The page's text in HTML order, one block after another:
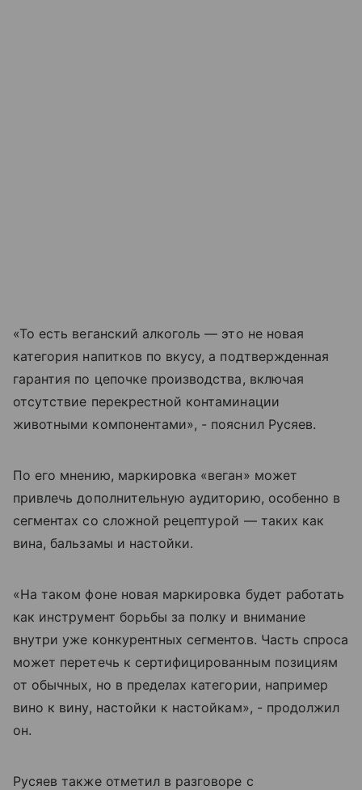
«То есть веганский алкоголь — это не новая
категория напитков по вкусу, а подтвержденная
гарантия по цепочке производства, включая
отсутствие перекрестной контаминации
животными компонентами», - пояснил Русяев.
По его мнению, маркировка «веган» может
привлечь дополнительную аудиторию, особенно в
сегментах со сложной рецептурой — таких как
вина, бальзамы и настойки.
«На таком фоне новая маркировка будет работать
как инструмент борьбы за полку и внимание
внутри уже конкурентных сегментов. Часть спроса
может перетечь к сертифицированным позициям
от обычных, но в пределах категории, например
вино к вину, настойки к настойкам», - продолжил
он.
Русяев также отметил в разговоре с